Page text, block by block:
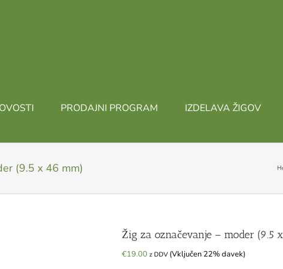
PRODAJNI PROGRAM IZDELAVA ŽIGOV
(9.5 x 46 mm)
Žig za označevanje – moder (9.5
€19.00 z DDV(Vključen 22% davek)